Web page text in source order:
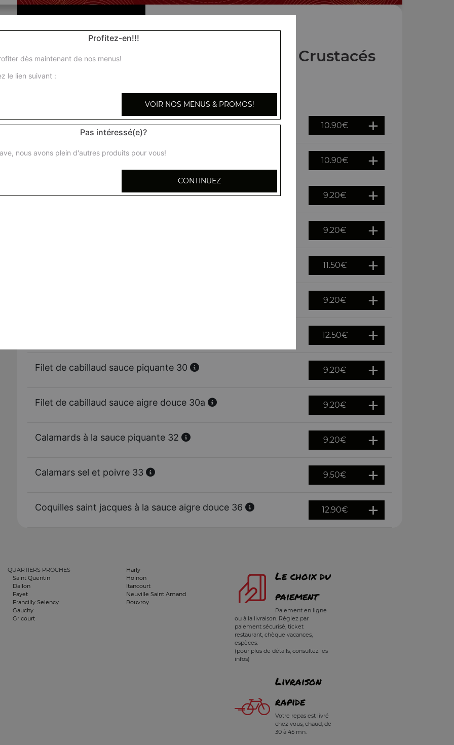
Nos Poissons et Crustacés
Cuisses de grenouilles gingembre et ciboulette 18 10.90€
Cuisses de grenouilles sel et poivre 20 10.90€
Crevettes sautées au curry 21 9.20€
9.20€
11.50€
9.20€
12.50€
Filet de cabillaud sauce piquante 30 9.20€
Filet de cabillaud sauce aigre douce 30a 9.20€
Calamards à la sauce piquante 32 9.20€
Calamars sel et poivre 33 9.50€
Coquilles saint jacques à la sauce aigre douce 36 12.90€
QUARTIERS PROCHES
Saint Quentin
Dallon
Fayet
Francilly Selency
Gauchy
Gricourt
Harly
Holnon
Itancourt
Neuville Saint Amand
Rouvroy
Le choix du
paiement
Paiement en ligne
ou à la livraison. Réglez par
paiement sécurisé, ticket
restaurant, chèque vacances,
espèces.
(pour plus de détails, consultez les
infos)
Livraison
rapide
Votre repas est livré
chez vous, chaud, de
30 à 45 mn.
Profitez-en!!!
dès maintenant de nos menus!
le lien suivant :
VOIR NOS MENUS & PROMOS!
Pas intéressé(e)?
nous avons plein d'autres produits pour vous!
CONTINUEZ